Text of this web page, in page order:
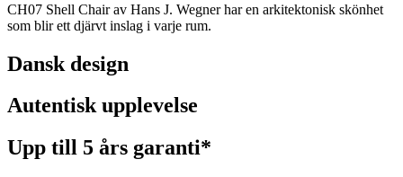
CH07 Shell Chair av Hans J. Wegner har en arkitektonisk skönhet
som blir ett djärvt inslag i varje rum.
Dansk design
Autentisk upplevelse
Upp till 5 års garanti*